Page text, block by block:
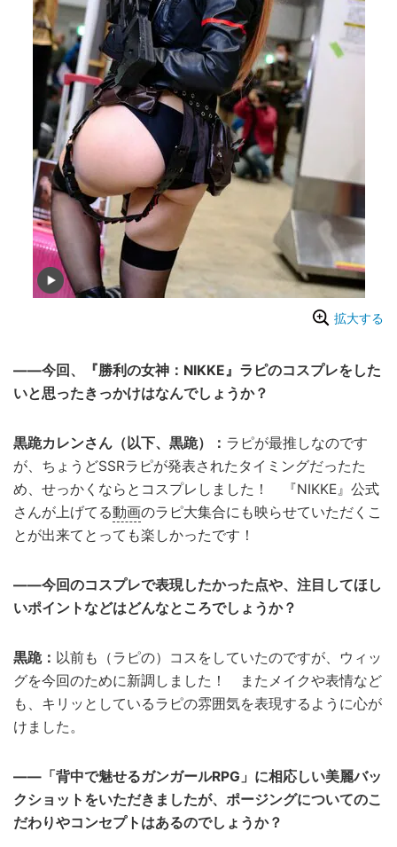
拡大する
——今回、『勝利の女神：NIKKE』ラピのコスプレをした
いと思ったきっかけはなんでしょうか？
黒跪カレンさん（以下、黒跪）： ラピが最推しなのです
が、ちょうどSSRラピが発表されたタイミングだったた
め、せっかくならとコスプレしました！ 『NIKKE』公式
さんが上げてる動画のラピ大集合にも映らせていただくこ
とが出来てとっても楽しかったです！
——今回のコスプレで表現したかった点や、注目してほし
いポイントなどはどんなところでしょうか？
黒跪： 以前も（ラピの）コスをしていたのですが、ウィッ
グを今回のために新調しました！ またメイクや表情など
も、キリッとしているラピの雰囲気を表現するように心が
けました。
——「背中で魅せるガンガールRPG」に相応しい美麗バッ
クショットをいただきましたが、ポージングについてのこ
だわりやコンセプトはあるのでしょうか？